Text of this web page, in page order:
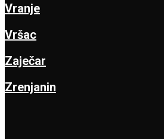
Vranje
Vršac
Zaječar
Zrenjanin